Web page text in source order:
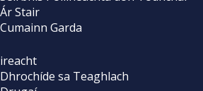
Ár Stair
Cumainn Garda
Dhrochíde sa Teaghlach